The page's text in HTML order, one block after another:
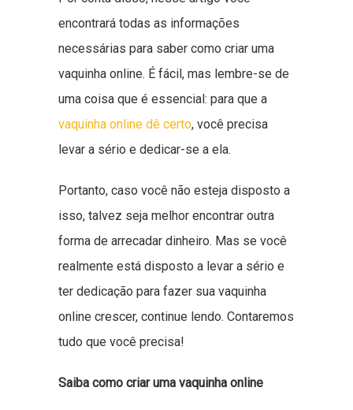
encontrará todas as informações
necessárias para saber como criar uma
vaquinha online. É fácil, mas lembre-se de
uma coisa que é essencial: para que a
vaquinha online dê certo, você precisa
levar a sério e dedicar-se a ela.
Portanto, caso você não esteja disposto a
isso, talvez seja melhor encontrar outra
forma de arrecadar dinheiro. Mas se você
realmente está disposto a levar a sério e
ter dedicação para fazer sua vaquinha
online crescer, continue lendo. Contaremos
tudo que você precisa!
Saiba como criar uma vaquinha online